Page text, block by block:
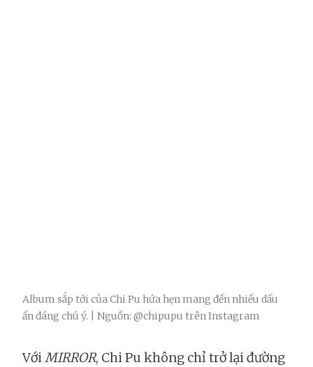
Album sắp tới của Chi Pu hứa hẹn mang đến nhiều dấu
ấn đáng chú ý. | Nguồn: @chipupu trên Instagram
VớiMIRROR, Chi Pu không chỉ trở lại đường